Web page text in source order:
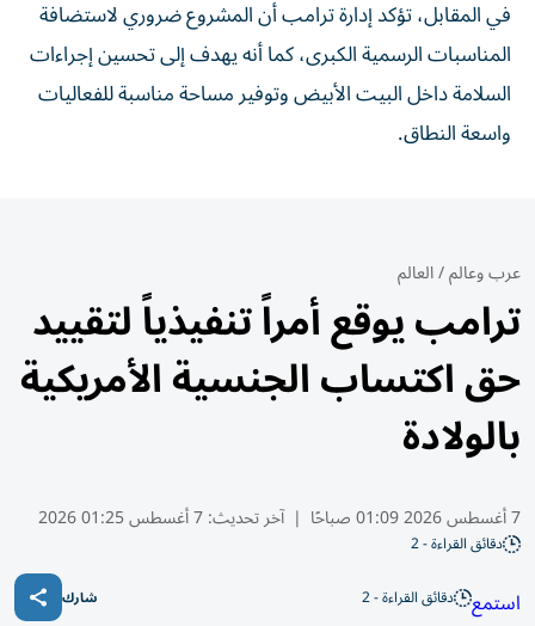
في المقابل، تؤكد إدارة ترامب أن المشروع ضروري لاستضافة
المناسبات الرسمية الكبرى، كما أنه يهدف إلى تحسين إجراءات
السلامة داخل البيت الأبيض وتوفير مساحة مناسبة للفعاليات
واسعة النطاق.
عرب وعالم/العالم
ترامب يوقع أمراً تنفيذياً لتقييد
حق اكتساب الجنسية الأمريكية
بالولادة
7 أغسطس 2026 01:09 صباحًا | آخر تحديث:7 أغسطس 01:25 2026
دقائق القراءة - 2
استمع دقائق القراءة - 2 شارك